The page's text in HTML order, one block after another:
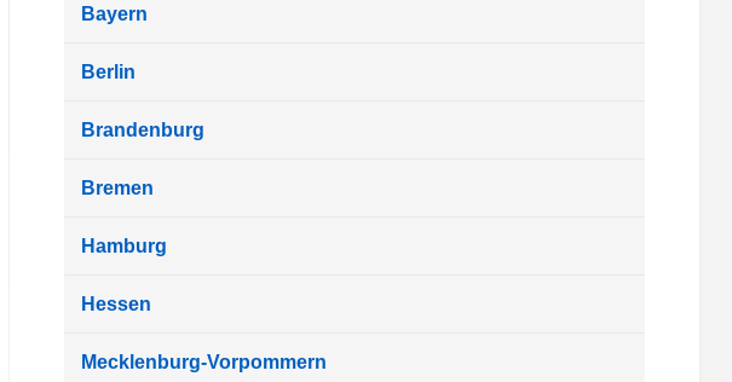
Bayern
Berlin
Brandenburg
Bremen
Hamburg
Hessen
Mecklenburg-Vorpommern